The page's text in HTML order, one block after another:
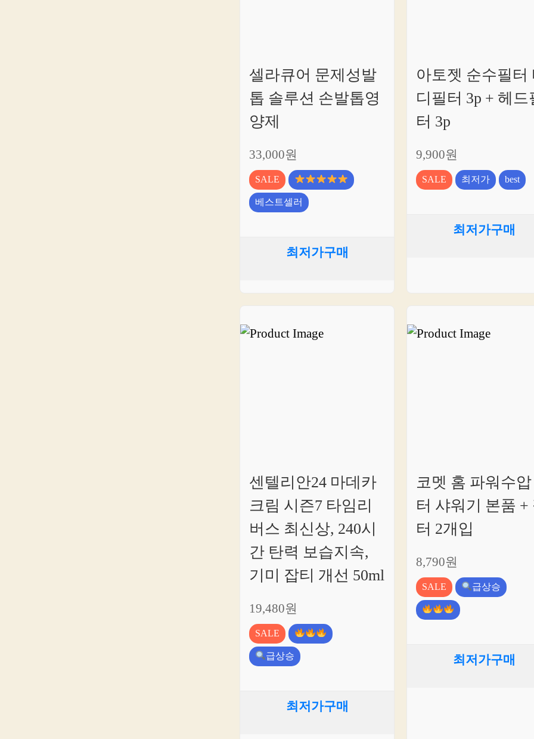
셀라큐어 문제성발
톱 솔루션 손발톱영
양제
33,000원
SALE
베스트셀러
최저가구매
아토젯 순수필터
디필터 3p + 헤드
터 3p
9,900원
SALE 최저가 best
최저가구매
센텔리안24 마데카
크림 시즌7 타임리
버스 최신상, 240시
간 탄력 보습지속,
기미 잡티 개선 50ml
19,480원
SALE
급상승
최저가구매
코멧 홈 파워수
터 샤워기 본품 +
터 2개입
8,790원
SALE 급상승
최저가구매